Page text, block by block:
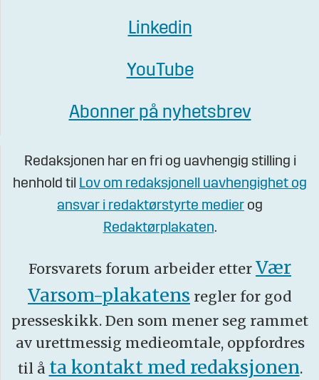
Linkedin
YouTube
Abonner på nyhetsbrev
Redaksjonen har en fri og uavhengig stilling i
henhold til Lov om redaksjonell uavhengighet og
ansvar i redaktørstyrte medier og
Redaktørplakaten.
Forsvarets forum arbeider etter Vær
Varsom-plakatens regler for god
presseskikk. Den som mener seg rammet
av urettmessig medieomtale, oppfordres
til å ta kontakt med redaksjonen.